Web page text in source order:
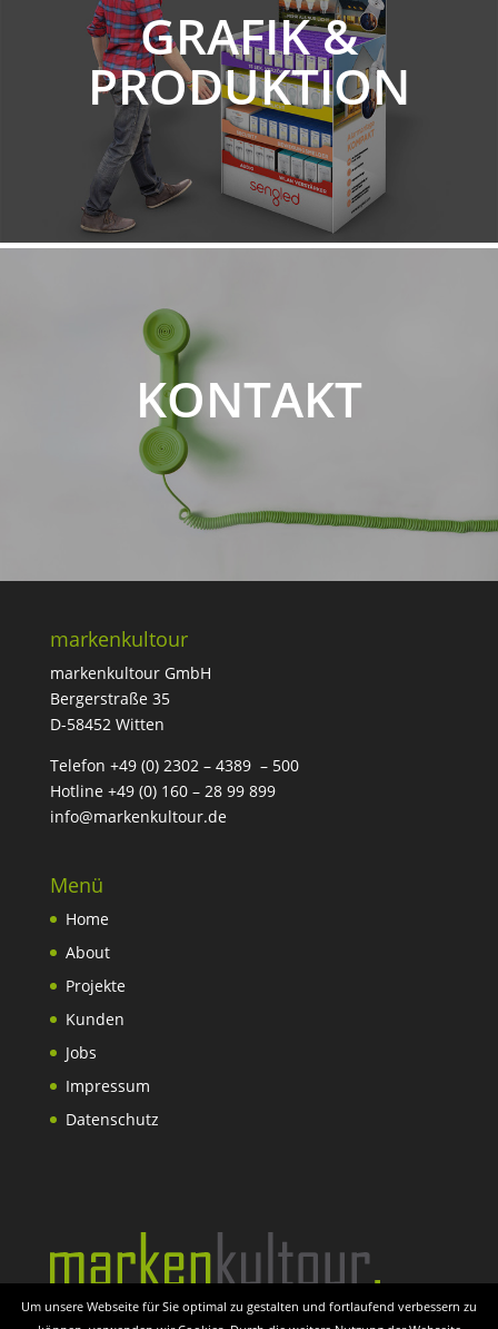
GRAFIK &
PRODUKTION
KONTAKT
markenkultour
markenkultour GmbH
Bergerstraße 35
D-58452 Witten
Telefon +49 (0) 2302 – 4389 – 500
Hotline +49 (0) 160 – 28 99 899
info@markenkultour.de
Menü
Home
About
Projekte
Kunden
Jobs
Impressum
Datenschutz
Um unsere Webseite für Sie optimal zu gestalten und fortlaufend verbessern zu